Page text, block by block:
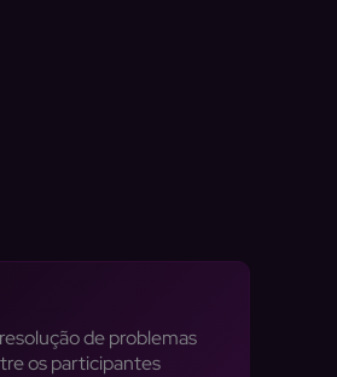
de problemas
os participantes